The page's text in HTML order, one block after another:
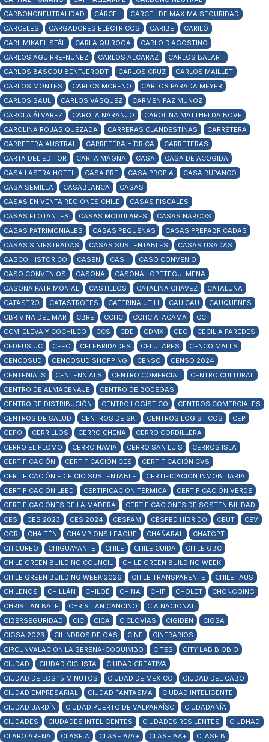
CARBONONEUTRALIDAD
CÁRCEL
CÁRCEL DE MÁXIMA SEGURIDAD
CÁRCELES
CARGADORES ELÉCTRICOS CARIBE
CARILÓ
CARL MIKAEL STÅL
CARLA QUIROGA
CARLO D'AGOSTINO
CARLOS AGUIRRE-NUÑEZ
CARLOS ALCARAZ
CARLOS BALART
CARLOS BASCOU BENTJERODT
CARLOS CRUZ
CARLOS MAILLET
CARLOS MONTES
CARLOS MORENO
CARLOS PARADA MEYER
CARLOS SAUL
CARLOS VÁSQUEZ
CARMEN PAZ MUÑOZ
CAROLA ÁLVAREZ
CAROLA NARANJO
CAROLINA MATTHEI DA BOVE
CAROLINA ROJAS QUEZADA
CARRERAS CLANDESTINAS
CARRETERA
CARRETERA AUSTRAL
CARRETERA HÍDRICA
CARRETERAS
CARTA DEL EDITOR
CARTA MAGNA CASA
CASA DE ACOGIDA
CASA LASTRA HOTEL
CASA PRE CASA PROPIA
CASA RUPANCO
CASA SEMILLA
CASABLANCA
CASAS
CASAS EN VENTA REGIONES CHILE
CASAS FISCALES
CASAS FLOTANTES
CASAS MODULARES
CASAS NARCOS
CASAS PATRIMONIALES
CASAS PEQUEÑAS
CASAS PREFABRICADAS
CASAS SINIESTRADAS
CASAS SUSTENTABLES
CASAS USADAS
CASCO HISTÓRICO
CASEN CASH
CASO CONVENIO
CASO CONVENIOS
CASONA
CASONA LOPETEGUI MENA
CASONA PATRIMONIAL
CASTILLOS CATALINA CHÁVEZ
CATALUÑA
CATASTRO
CATASTROFES CATERINA UTILI CAU CAU
CAUQUENES
CBR VIÑA DEL MAR
CBRE CCHC CCHC ATACAMA
CCI
CCM-ELEVA Y COCHILCO
CCS CDE CDMX CEC
CECILIA PAREDES
CEDEUS UC
CEEC CELEBRIDADES CELULARES
CENCO MALLS
CENCOSUD
CENCOSUD SHOPPING CENSO
CENSO 2024
CENTENIALS
CENTENNIALS CENTRO COMERCIAL
CENTRO CULTURAL
CENTRO DE ALMACENAJE
CENTRO DE BODEGAS
CENTRO DE DISTRIBUCIÓN
CENTRO LOGÍSTICO
CENTROS COMERCIALES
CENTROS DE SALUD
CENTROS DE SKI CENTROS LOGISTICOS
CEP
CEPO
CERRILLOS CERRO CHENA
CERRO CORDILLERA
CERRO EL PLOMO
CERRO NAVIA CERRO SAN LUIS
CERROS ISLA
CERTIFICACIÓN
CERTIFICACIÓN CES
CERTIFICACIÓN CVS
CERTIFICACIÓN EDIFICIO SUSTENTABLE
CERTIFICACIÓN INMOBILIARIA
CERTIFICACIÓN LEED
CERTIFICACIÓN TÉRMICA
CERTIFICACIÓN VERDE
CERTIFICACIONES DE LA MADERA
CERTIFICACIONES DE SOSTENIBILIDAD
CES
CES 2023 CES 2024 CESFAM CÉSPED HÍBRIDO CEUT
CEV
CGR
CHAITÉN CHAMPIONS LEAGUE CHAÑARAL
CHATGPT
CHICUREO
CHIGUAYANTE CHILE CHILE CUIDA
CHILE GBC
CHILE GREEN BUILDING COUNCIL
CHILE GREEN BUILDING WEEK
CHILE GREEN BUILDING WEEK 2026
CHILE TRANSPARENTE
CHILEHAUS
CHILENOS
CHILLÁN CHILOÉ CHINA CHIP CHOLET
CHONGQING
CHRISTIAN BALE
CHRISTIAN CANCINO
CIA NACIONAL
CIBERSEGURIDAD
CIC CICA CICLOVÍAS CIGIDEN
CIGSA
CIGSA 2023
CILINDROS DE GAS CINE
CINERARIOS
CIRCUNVALACIÓN LA SERENA-COQUIMBO
CITÉS
CITY LAB BIOBÍO
CIUDAD
CIUDAD CICLISTA
CIUDAD CREATIVA
CIUDAD DE LOS 15 MINUTOS
CIUDAD DE MÉXICO
CIUDAD DEL CABO
CIUDAD EMPRESARIAL
CIUDAD FANTASMA
CIUDAD INTELIGENTE
CIUDAD JARDÍN
CIUDAD PUERTO DE VALPARAÍSO
CIUDADANÍA
CIUDADES
CIUDADES INTELIGENTES CIUDADES RESILENTES
CIUDHAD
CLARO ARENA
CLASE A CLASE A/A+ CLASE AA+
CLASE B